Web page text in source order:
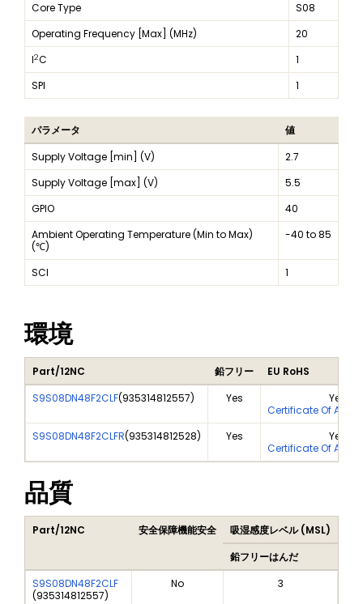
Core Type
S08
Operating Frequency [Max] (MHz)
20
I2C
1
SPI
1
パラメータ
値
Supply Voltage [min] (V)
2.7
Supply Voltage [max] (V)
5.5
GPIO
40
Ambient Operating Temperature (Min to Max)
(℃)
-40 to 85
SCI 1
環境
Part/12NC 鉛フリー
EU RoHS
S9S08DN48F2CLF(935314812557) Yes
Yes
Certificate Of
S9S08DN48F2CLFR(935314812528) Yes
Yes
Certificate Of
品質
Part/12NC 安全保障機能安全 吸湿感度レベル (MSL)
鉛フリーはんだ
S9S08DN48F2CLF
(935314812557)
No 3